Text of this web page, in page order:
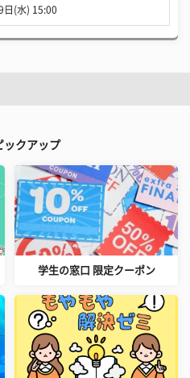
日(水) 15:00
ックアップ
学生の窓口 限定クーポン